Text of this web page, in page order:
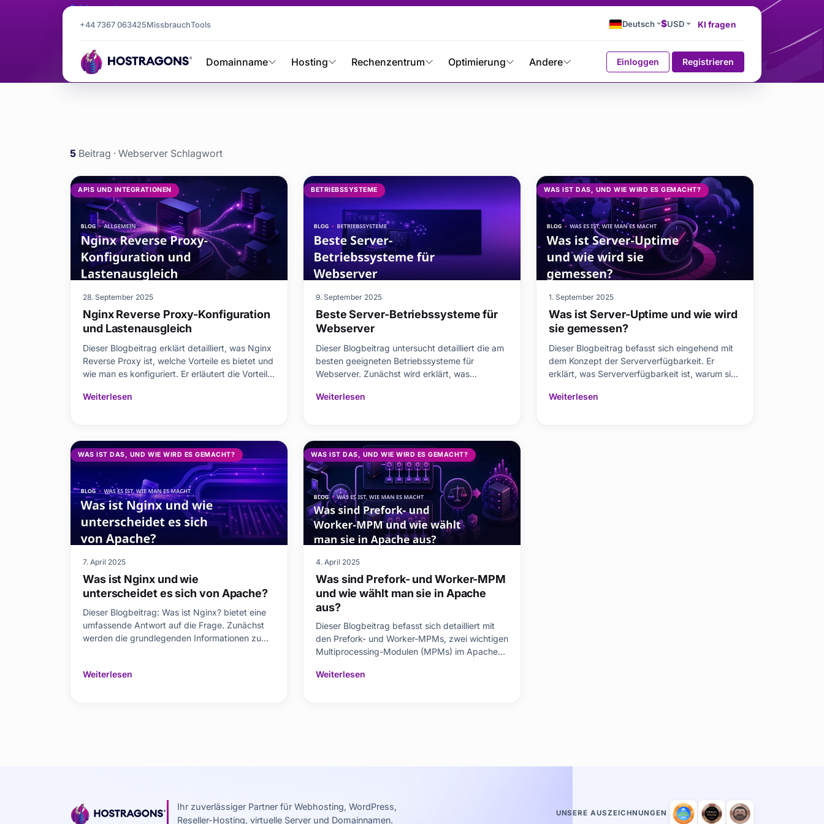
+44 7367 063425MissbrauchTools Deutsch $USD KI fragen
Domainname Hosting Rechenzentrum Optimierung Andere Einloggen Registrieren
Schlagwort
Webserver
Startseite
5 Beitrag · Webserver Schlagwort
Webserver etiketi yazıları
APIS UND INTEGRATIONEN
28. September 2025
Nginx Reverse Proxy-Konfiguration
und Lastenausgleich
Dieser Blogbeitrag erklärt detailliert, was Nginx
Reverse Proxy ist, welche Vorteile es bietet und
wie man es konfiguriert. Er erläutert die Vorteile
Schritt-für-Schritt-Konfigurationsanleitung. Er
Weiterlesen
BETRIEBSSYSTEME
9. September 2025
Beste Server-Betriebssysteme für
Webserver
Dieser Blogbeitrag untersucht detailliert die am
besten geeigneten Betriebssysteme für
Webserver. Zunächst wird erklärt, was
Anschließend werden die Vor- und Nachteile
Weiterlesen
WAS IST DAS, UND WIE WIRD ES GEMACHT?
1. September 2025
Was ist Server-Uptime und wie wird
sie gemessen?
Dieser Blogbeitrag befasst sich eingehend mit
dem Konzept der Serververfügbarkeit. Er
erklärt, was Serververfügbarkeit ist, warum sie
stellt verschiedene Messmethoden und Tools
Weiterlesen
WAS IST DAS, UND WIE WIRD ES GEMACHT?
7. April 2025
Was ist Nginx und wie
unterscheidet es sich von Apache?
Dieser Blogbeitrag: Was ist Nginx? bietet eine
umfassende Antwort auf die Frage. Zunächst
werden die grundlegenden Informationen zu
Hauptunterschiede zwischen Nginx und
Weiterlesen
WAS IST DAS, UND WIE WIRD ES GEMACHT?
4. April 2025
Was sind Prefork- und Worker-MPM
und wie wählt man sie in Apache
aus?
Dieser Blogbeitrag befasst sich detailliert mit
den Prefork- und Worker-MPMs, zwei wichtigen
Multiprocessing-Modulen (MPMs) im Apache-
Worker sind, ihre Hauptunterschiede,
Weiterlesen
Ihr zuverlässiger Partner für Webhosting, WordPress,
Reseller-Hosting, virtuelle Server und Domainnamen.
UNSERE AUSZEICHNUNGEN